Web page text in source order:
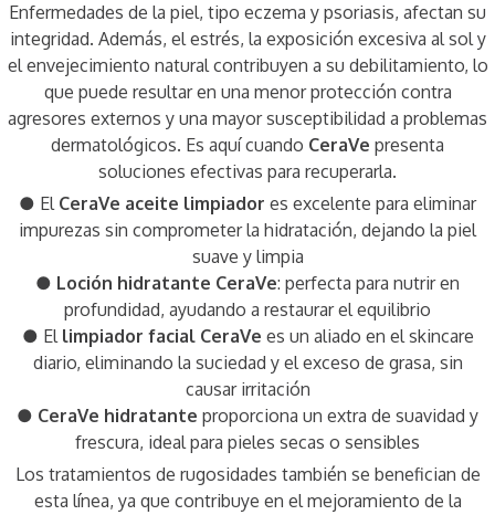
Enfermedades de la piel, tipo eczema y psoriasis, afectan su
integridad. Además, el estrés, la exposición excesiva al sol y
el envejecimiento natural contribuyen a su debilitamiento, lo
que puede resultar en una menor protección contra
agresores externos y una mayor susceptibilidad a problemas
dermatológicos. Es aquí cuando CeraVe presenta
soluciones efectivas para recuperarla.
● El CeraVe aceite limpiador es excelente para eliminar
impurezas sin comprometer la hidratación, dejando la piel
suave y limpia
● Loción hidratante CeraVe: perfecta para nutrir en
profundidad, ayudando a restaurar el equilibrio
● El limpiador facial CeraVe es un aliado en el skincare
diario, eliminando la suciedad y el exceso de grasa, sin
causar irritación
● CeraVe hidratante proporciona un extra de suavidad y
frescura, ideal para pieles secas o sensibles
Los tratamientos de rugosidades también se benefician de
esta línea, ya que contribuye en el mejoramiento de la